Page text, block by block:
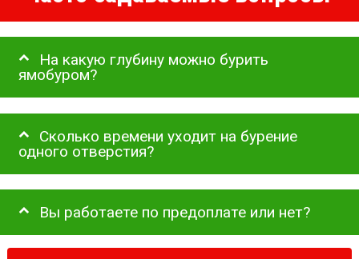
На какую глубину можно бурить
ямобуром?
Сколько времени уходит на бурение
одного отверстия?
Вы работаете по предоплате или нет?